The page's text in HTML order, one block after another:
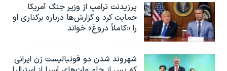
پرزیدنت ترامپ از وزیر جنگ آمریکا
حمایت کرد و گزارش‌ها درباره برکناری او
را «کاملاً دروغ» خواند
شهروند شدن دو فوتبالیست زن ایرانی